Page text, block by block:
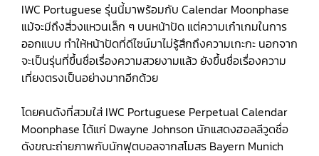
IWC Portuguese รุ่นนี้มาพร้อมกับ Calendar Moonphase
แม้จะมีถึงสี่วงแหวนเล็ก ๆ บนหน้าปัด แต่ความเก๋าเกมในการ
ออกแบบ ทำให้หน้าปัดที่ดีไซน์มาไม่รู้สึกถึงความเกะกะ นอกจาก
จะเป็นรุ่นที่ขึ้นชื่อเรื่องความสวยงามแล้ว ยังขึ้นชื่อเรื่องความ
เที่ยงตรงเป็นอย่างมากอีกด้วย
โดยคนดังที่สวมใส่ IWC Portuguese Perpetual Calendar
Moonphase ได้แก่ Dwayne Johnson นักแสดงฮอลลีวูดชื่อ
ดังขณะถ่ายภาพกับนักฟุตบอลจากสโมสร Bayern Munich